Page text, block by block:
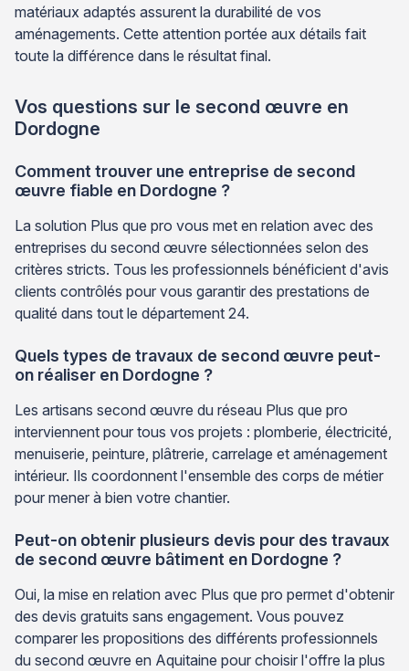
matériaux adaptés assurent la durabilité de vos
aménagements. Cette attention portée aux détails fait
toute la différence dans le résultat final.
Vos questions sur le second œuvre en
Dordogne
Comment trouver une entreprise de second
œuvre fiable en Dordogne ?
La solution Plus que pro vous met en relation avec des
entreprises du second œuvre sélectionnées selon des
critères stricts. Tous les professionnels bénéficient d'avis
clients contrôlés pour vous garantir des prestations de
qualité dans tout le département 24.
Quels types de travaux de second œuvre peut-
on réaliser en Dordogne ?
Les artisans second œuvre du réseau Plus que pro
interviennent pour tous vos projets : plomberie, électricité,
menuiserie, peinture, plâtrerie, carrelage et aménagement
intérieur. Ils coordonnent l'ensemble des corps de métier
pour mener à bien votre chantier.
Peut-on obtenir plusieurs devis pour des travaux
de second œuvre bâtiment en Dordogne ?
Oui, la mise en relation avec Plus que pro permet d'obtenir
des devis gratuits sans engagement. Vous pouvez
comparer les propositions des différents professionnels
du second œuvre en Aquitaine pour choisir l'offre la plus